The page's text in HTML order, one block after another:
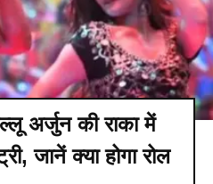
अर्जुन की राका में
जानें क्या होगा रोल